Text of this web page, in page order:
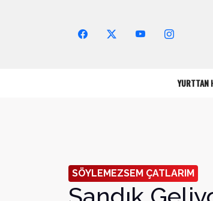
YURTTAN
SÖYLEMEZSEM ÇATLARIM